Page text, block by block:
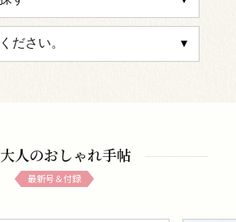
大人のおしゃれ手帖
最新号＆付録